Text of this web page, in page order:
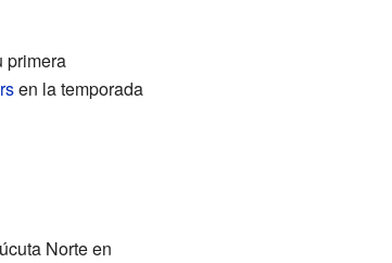
primera
en la temporada
Norte en